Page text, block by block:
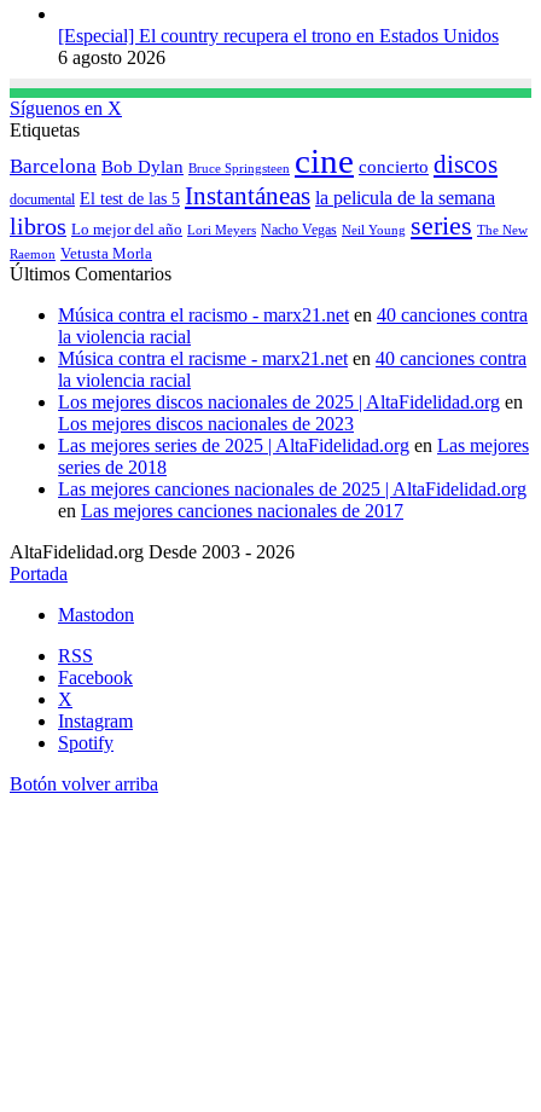
[Especial] El country recupera el trono en Estados Unidos
6 agosto 2026
Síguenos en X
Etiquetas
Barcelona Bob Dylan Bruce Springsteen cine concierto discos
documental El test de las 5 Instantáneas la pelicula de la semana
libros Lo mejor del año Lori Meyers Nacho Vegas Neil Young series The New
Raemon Vetusta Morla
Últimos Comentarios
Música contra el racismo - marx21.net en 40 canciones contra
la violencia racial
Música contra el racisme - marx21.net en 40 canciones contra
la violencia racial
Los mejores discos nacionales de 2025 | AltaFidelidad.org en
Los mejores discos nacionales de 2023
Las mejores series de 2025 | AltaFidelidad.org en Las mejores
series de 2018
Las mejores canciones nacionales de 2025 | AltaFidelidad.org
en Las mejores canciones nacionales de 2017
AltaFidelidad.org Desde 2003 - 2026
Portada
Mastodon
RSS
Facebook
X
Instagram
Spotify
Botón volver arriba